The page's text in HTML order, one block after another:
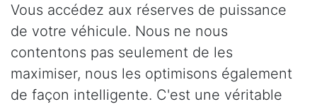
Vous accédez aux réserves de puissance
de votre véhicule. Nous ne nous
contentons pas seulement de les
maximiser, nous les optimisons également
de façon intelligente. C'est une véritable